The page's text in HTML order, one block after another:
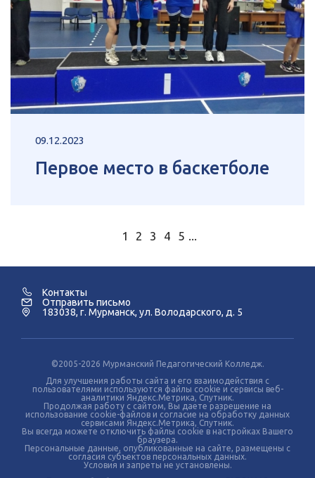
09.12.2023
Первое место в баскетболе
1 2 3 4 5 ...
Контакты
Отправить письмо
183038, г. Мурманск, ул. Володарского, д. 5
©2005-2026 Мурманский Педагогический Колледж.
Для улучшения работы сайта и его взаимодействия с
пользователями используются файлы cookie и сервисы веб-
аналитики Яндекс.Метрика, Спутник.
Продолжая работу с сайтом, Вы даете разрешение на
использование cookie-файлов и согласие на обработку данных
сервисами Яндекс.Метрика, Спутник.
Вы всегда можете отключить файлы cookie в настройках Вашего
браузера.
Персональные данные, опубликованные на сайте, размещены с
согласия субъектов персональных данных.
Условия и запреты не установлены.